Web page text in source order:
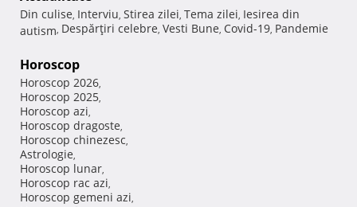
Din culise, Interviu, Stirea zilei, Tema zilei, Iesirea din
autism, Despărţiri celebre, Vesti Bune, Covid-19, Pandemie
Horoscop
Horoscop 2026,
Horoscop 2025,
Horoscop azi,
Horoscop dragoste,
Horoscop chinezesc,
Astrologie,
Horoscop lunar,
Horoscop rac azi,
Horoscop gemeni azi,